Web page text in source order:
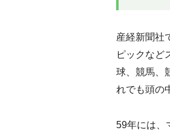
産経新聞社
ピックなど
球、競馬、
れでも頭の
59年には、